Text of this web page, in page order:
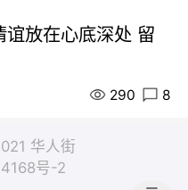
放在心底深处 留
290 8
华人街
号-2